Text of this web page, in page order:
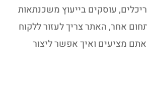
עוסקים בייעוץ משכנתאות
אחר, האתר צריך לעזור ללקוח
מציעים ואיך אפשר ליצור